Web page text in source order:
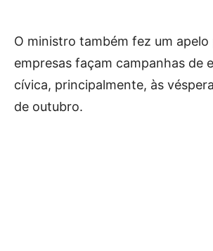
O ministro também fez um apelo
empresas façam campanhas de
cívica, principalmente, às
de outubro.